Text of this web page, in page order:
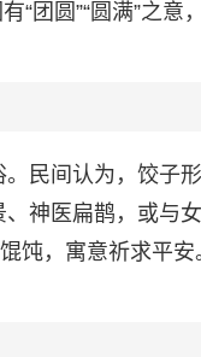
“团圆”“圆满”之意
民间认为，饺子
神医扁鹊，或与
饨，寓意祈求平